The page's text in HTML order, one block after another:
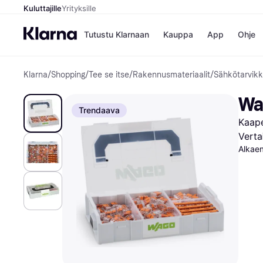
KuluttajilleYrityksille
Tutustu Klarnaan Kauppa
Kaupat
Gigantti
H&M
Peten
Wolt
App Ohje
Klarna/Shopping/Tee se itse/Rakennusmateriaalit/
Trendaava